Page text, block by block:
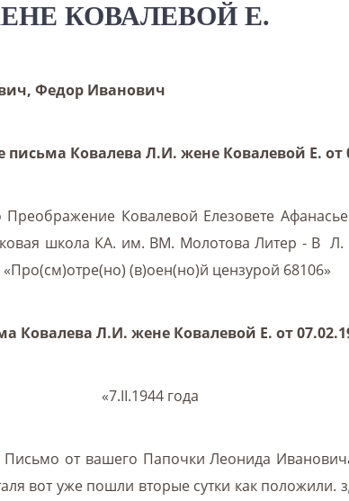
КОВАЛЕВОЙ Е.
Федор Иванович
Ковалева Л.И. жене Ковалевой Е. от
Ковалевой Елезовете
школа КА. им. ВМ. Молотова Литер - В Л.
«Про(см)отре(но) (в)оен(но)й цензурой 68106»
Ковалева Л.И. жене Ковалевой Е. от
«7.II.1944 года
Письмо от вашего Папочки Леонида
вот уже пошли вторые сутки как положили.